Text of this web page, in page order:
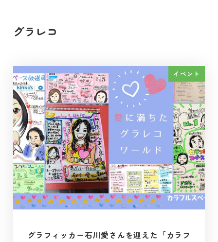
グラレコ
イベント
グラフィッカー石川愛さんを迎えた「カラフ